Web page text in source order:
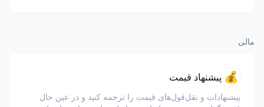
مالی
💰 پیشنهاد قیمت
پیشنهادات و نقل‌قول‌های قیمت را ترجمه کنید و در عین حال